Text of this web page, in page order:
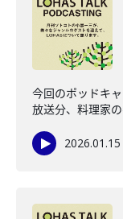
今回のポッドキ
放送分、料理家の
2026.01.15